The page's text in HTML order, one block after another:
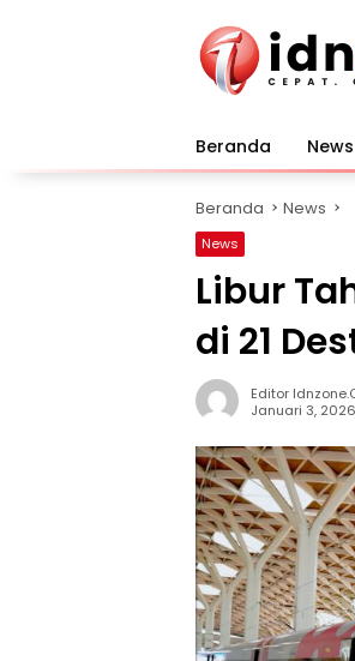
Beranda News
Beranda News
News
Libur
di 21
Editor
Januari 3, 2026